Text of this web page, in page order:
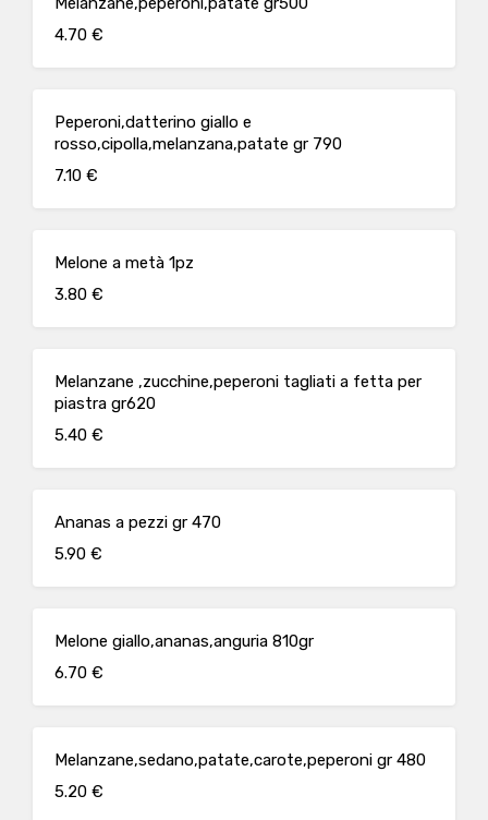
4.70 €
Peperoni,datterino giallo e
rosso,cipolla,melanzana,patate gr 790
7.10 €
Melone a metà 1pz
3.80 €
Melanzane ,zucchine,peperoni tagliati a fetta per
piastra gr620
5.40 €
Ananas a pezzi gr 470
5.90 €
Melone giallo,ananas,anguria 810gr
6.70 €
Melanzane,sedano,patate,carote,peperoni gr 480
5.20 €